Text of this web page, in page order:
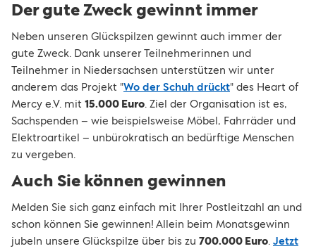
Der gute Zweck gewinnt immer
Neben unseren Glückspilzen gewinnt auch immer der
gute Zweck. Dank unserer Teilnehmerinnen und
Teilnehmer in Niedersachsen unterstützen wir unter
anderem das Projekt "Wo der Schuh drückt" des Heart of
Mercy e.V. mit 15.000 Euro. Ziel der Organisation ist es,
Sachspenden – wie beispielsweise Möbel, Fahrräder und
Elektroartikel – unbürokratisch an bedürftige Menschen
zu vergeben.
Auch Sie können gewinnen
Melden Sie sich ganz einfach mit Ihrer Postleitzahl an und
schon können Sie gewinnen! Allein beim Monatsgewinn
jubeln unsere Glückspilze über bis zu 700.000 Euro. Jetzt